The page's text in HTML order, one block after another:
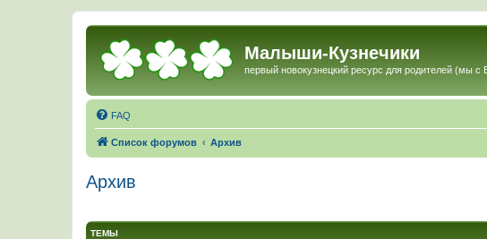
Малыши-Кузнечики
первый новокузнецкий ресурс для родителей (мы с
FAQ
Список форумов Архив
Архив
ТЕМЫ